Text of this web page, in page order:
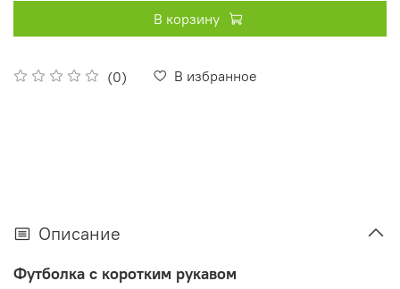
(0) В избранное
В корзину
Описание
Футболка с коротким рукавом